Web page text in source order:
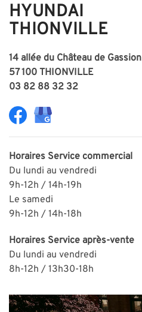
HYUNDAI
THIONVILLE
14 allée du Château de Gassion
57 100 THIONVILLE
03 82 88 32 32
Horaires Service commercial
Du lundi au vendredi
9h-12h / 14h-19h
Le samedi
9h-12h / 14h-18h
Horaires Service après-vente
Du lundi au vendredi
8h-12h / 13h30-18h